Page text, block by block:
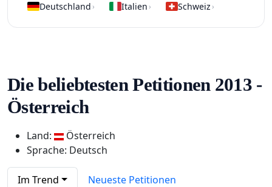
Deutschland › Italien › Schweiz ›
Die beliebtesten Petitionen 2013 -
Österreich
Land:
Österreich
Sprache: Deutsch
Im Trend Neueste Petitionen